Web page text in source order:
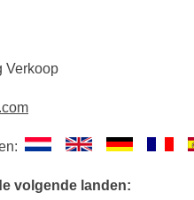
Verkoop
volgende landen: